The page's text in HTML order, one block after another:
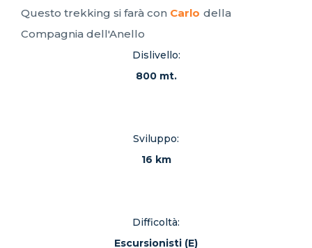
Questo trekking si farà con Carlo della
Compagnia dell'Anello
Dislivello:
800 mt.
Sviluppo:
16 km
Difficoltà:
Escursionisti (E)